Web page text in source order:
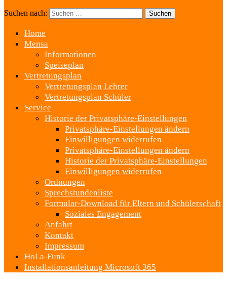
Suchen nach:
Home
Mensa
Informationen
Speiseplan
Vertretungsplan
Vertretungsplan Lehrer
Vertretungsplan Schüler
Service
Historie der Privatsphäre-Einstellungen
Privatsphäre-Einstellungen ändern
Einwilligungen widerrufen
Privatsphäre-Einstellungen ändern
Historie der Privatsphäre-Einstellungen
Einwilligungen widerrufen
Ordnungen
Sprechstundenliste
Formular-Download für Eltern und Schülerschaft
Soziales Engagement
Anfahrt
Kontakt
Impressum
HoLa-Funk
Installationsanleitung Microsoft 365